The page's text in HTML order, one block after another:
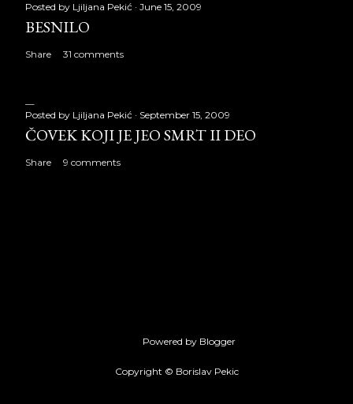
Posted by Ljiljana Pekić June 15, 2009
BESNILO
Share 31 comments
Posted by Ljiljana Pekić September 15, 2009
ČOVEK KOJI JE JEO SMRT II DEO
Share 9 comments
Powered by Blogger
Copyright © Borislav Pekic